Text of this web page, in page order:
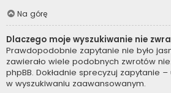
Na górę
Dlaczego moje wyszukiwanie nie
Prawdopodobnie zapytanie nie było
zawierało wiele podobnych zwrotów
phpBB. Dokładnie sprecyzuj zapytanie
w wyszukiwaniu zaawansowanym.